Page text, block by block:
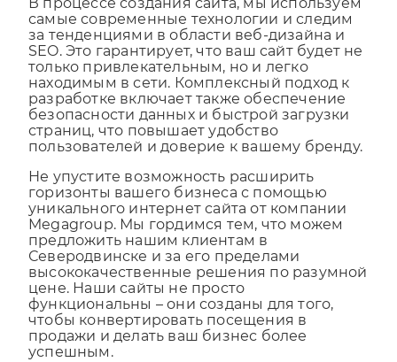
В процессе создания сайта, мы используем
самые современные технологии и следим
за тенденциями в области веб-дизайна и
SEO. Это гарантирует, что ваш сайт будет не
только привлекательным, но и легко
находимым в сети. Комплексный подход к
разработке включает также обеспечение
безопасности данных и быстрой загрузки
страниц, что повышает удобство
Не упустите возможность расширить
горизонты вашего бизнеса с помощью
уникального интернет сайта от компании
Megagroup. Мы гордимся тем, что можем
предложить нашим клиентам в
Северодвинске и за его пределами
высококачественные решения по разумной
цене. Наши сайты не просто
функциональны – они созданы для того,
чтобы конвертировать посещения в
продажи и делать ваш бизнес более